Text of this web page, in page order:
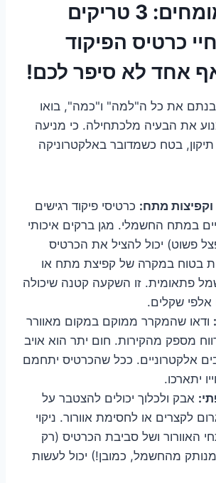
טיפים ממומחים: 3 טריקים
כרטיס הפיקוד
אחד לא סיפר לכם!
את כל ה"למה" ו"כמה", בואו
את הבעיה מלכתחילה. כי מניעה
בטח כשמדובר באלקטרוניקה
וקפיצות מתח: כרטיסי פיקוד רגישים
במתח החשמלי. מגן ברקים איכותי
פשוט) יכול להציל את הכרטיס
בטוח במקרה של קפיצת מתח או
פתאומית. זו השקעה קטנה שיכולה
שקלים.
ודאו שהמקרר ממוקם במקום מאוורר
מספק מהקירות. חום יתר הוא אויב
אלקטרוניים. ככל שהכרטיס יתחמם
יתארכו.
אבק ולכלוך יכולים להצטבר על
לקצרים או לחסימת אוורור. ניקוי
האוורור ושל סביבת הכרטיס (רק
מהחשמל, כמובן!) יכול לעשות